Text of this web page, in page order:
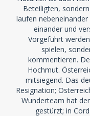
Beteiligten,
laufen
einander und
Vorgeführt
spielen,
kommentieren.
Hochmut.
mitsiegend. Das
Resignation;
Wunderteam hat
gestürzt; in